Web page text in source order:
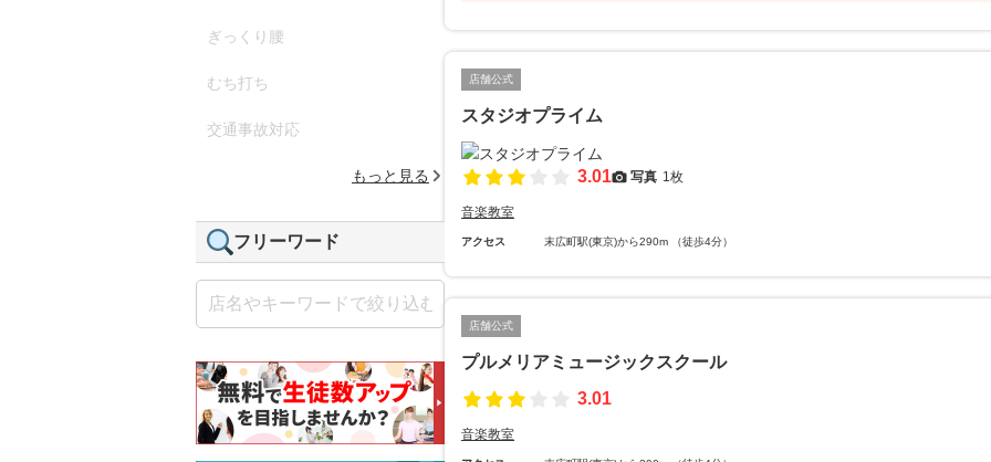
店舗公式
スタジオプライム
3.01 写真 1枚
音楽教室
アクセス 末広町駅(東京)から290m （徒歩4分）
店舗公式
プルメリアミュージックスクール
3.01
音楽教室
ぎっくり腰
むち打ち
交通事故対応
もっと見る
フリーワード